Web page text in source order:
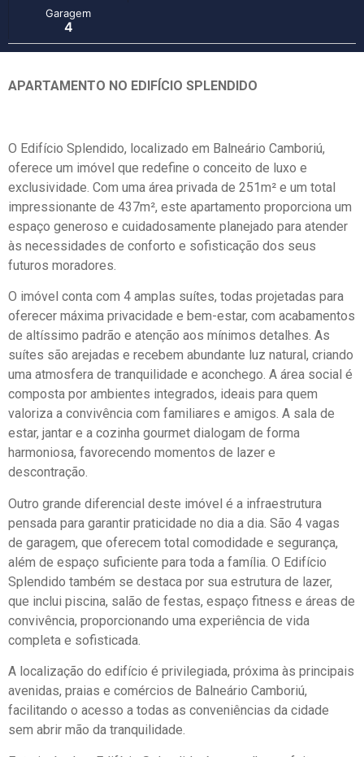
Garagem
4
APARTAMENTO NO EDIFÍCIO SPLENDIDO
O Edifício Splendido, localizado em Balneário Camboriú,
oferece um imóvel que redefine o conceito de luxo e
exclusividade. Com uma área privada de 251m² e um total
impressionante de 437m², este apartamento proporciona um
espaço generoso e cuidadosamente planejado para atender
às necessidades de conforto e sofisticação dos seus
futuros moradores.
O imóvel conta com 4 amplas suítes, todas projetadas para
oferecer máxima privacidade e bem-estar, com acabamentos
de altíssimo padrão e atenção aos mínimos detalhes. As
suítes são arejadas e recebem abundante luz natural, criando
uma atmosfera de tranquilidade e aconchego. A área social é
composta por ambientes integrados, ideais para quem
valoriza a convivência com familiares e amigos. A sala de
estar, jantar e a cozinha gourmet dialogam de forma
harmoniosa, favorecendo momentos de lazer e
descontração.
Outro grande diferencial deste imóvel é a infraestrutura
pensada para garantir praticidade no dia a dia. São 4 vagas
de garagem, que oferecem total comodidade e segurança,
além de espaço suficiente para toda a família. O Edifício
Splendido também se destaca por sua estrutura de lazer,
que inclui piscina, salão de festas, espaço fitness e áreas de
convivência, proporcionando uma experiência de vida
completa e sofisticada.
A localização do edifício é privilegiada, próxima às principais
avenidas, praias e comércios de Balneário Camboriú,
facilitando o acesso a todas as conveniências da cidade
sem abrir mão da tranquilidade.